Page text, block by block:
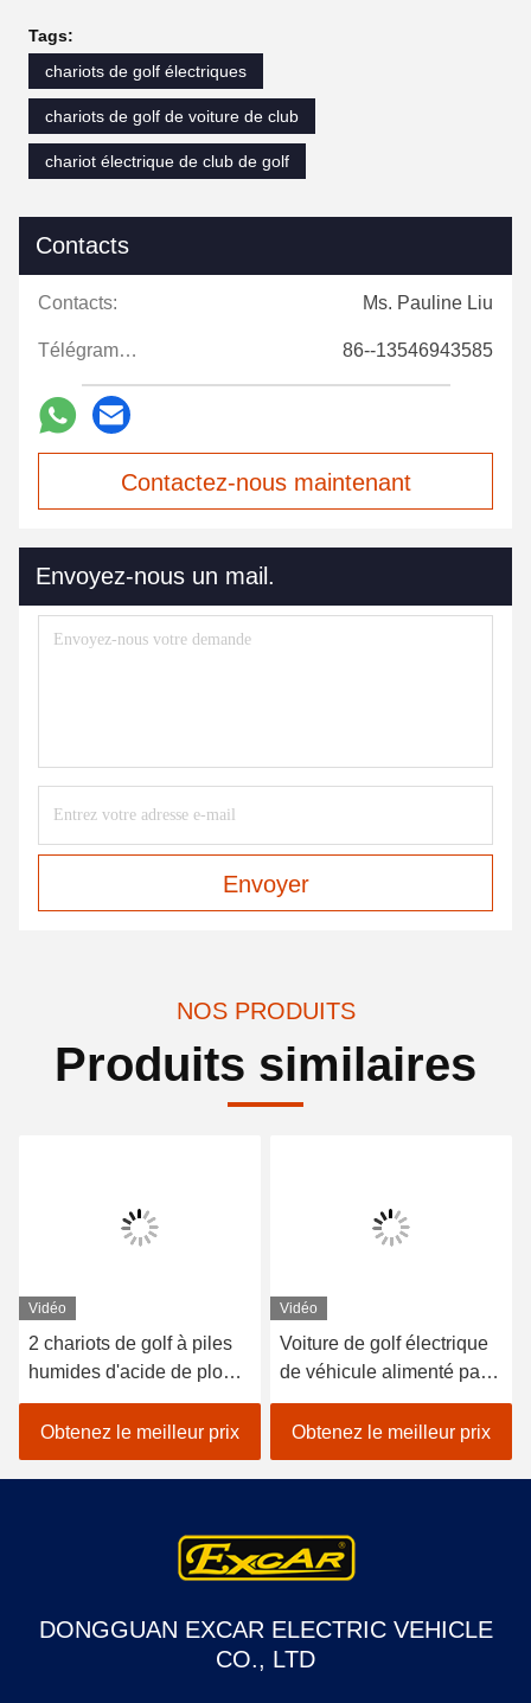
Tags:
chariots de golf électriques
chariots de golf de voiture de club
chariot électrique de club de golf
Contacts
Contacts: Ms. Pauline Liu
Télégramme: 86--13546943585
Contactez-nous maintenant
Envoyez-nous un mail.
Envoyer
NOS PRODUITS
Produits similaires
Vidéo
2 chariots de golf à piles
humides d'acide de plomb
de sièges/golf avec des
erreurs électrique de
voiture
Obtenez le meilleur prix
Vidéo
Voiture de golf électrique
de véhicule alimenté par
batterie au lithium 48V
EXCAR A1S6 + 2 blanc
Obtenez le meilleur prix
DONGGUAN EXCAR ELECTRIC VEHICLE
CO., LTD